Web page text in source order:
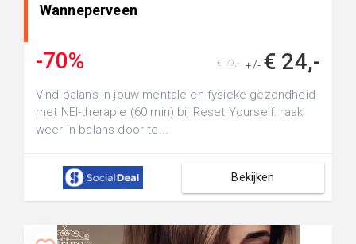
Wanneperveen
-70% +/- € 24,-
€ 79,-
Vind balans in jouw mentale en fysieke gezondheid
met NEI-therapie (60 min) bij Reset Yourself: raak
weer in balans door te...
Bekijken